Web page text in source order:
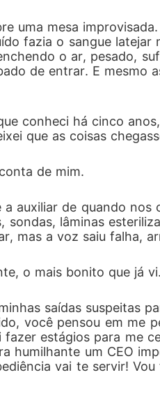
uma mesa
fazia o sangue
o ar, pesado,
de entrar. E mesmo
conheci há cinco
que as coisas
de mim.
auxiliar de quando
lâminas
mas a voz saiu falha,
o mais bonito que já vi.
saídas suspeitas
você pensou em me
estágios para me
humilhante um CEO
vai te servir!